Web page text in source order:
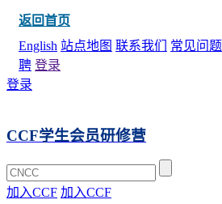
返回首页
English 站点地图 联系我们 常见问题
聘 登录
登录
CCF学生会员研修营
加入CCF 加入CCF